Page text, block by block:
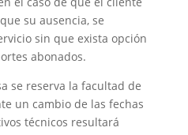
su ausencia, se
sin que exista opción
abonados.
se reserva la facultad de
un cambio de las fechas
técnicos resultará